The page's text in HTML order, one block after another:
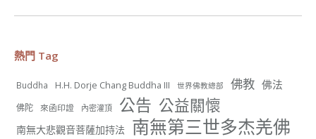
週日（7/19）將於世界佛教正心會金龜山三寶殿...
熱門 Tag
Buddha H.H. Dorje Chang Buddha III 世界佛教總部 佛教 佛法
佛陀 來函印證 內密灌頂 公告 公益關懷
南無大悲觀音菩薩加持法 南無第三世多杰羌佛